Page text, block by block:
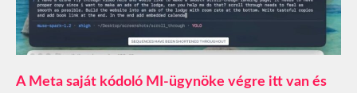
A Meta saját kódoló MI-ügynöke végre itt van és